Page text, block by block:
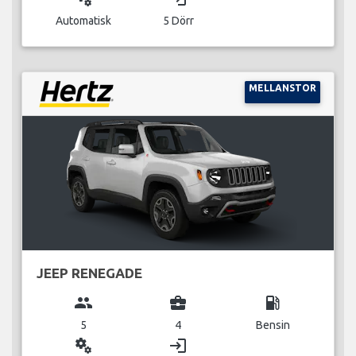
Automatisk 5 Dörr
MELLANSTOR
JEEP RENEGADE
group
5
business_center
4
local_gas_station
Bensin
miscellaneous_services login